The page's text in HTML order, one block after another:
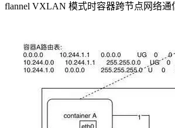
flannel VXLAN 模式时容器跨节点网络通